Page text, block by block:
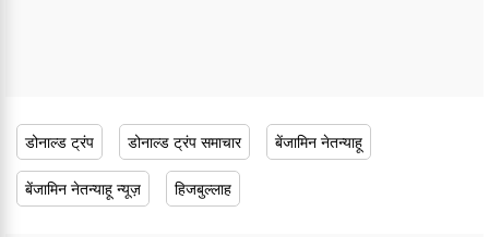
डोनाल्ड ट्रंप डोनाल्ड ट्रंप समाचार बेंजामिन नेतन्याहू
बेंजामिन नेतन्याहू न्यूज़ हिजबुल्लाह